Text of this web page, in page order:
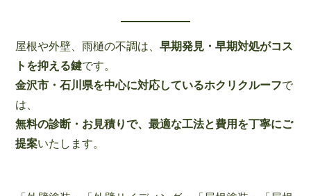
屋根や外壁、雨樋の不調は、 早期発見・早期対処がコス
トを抑える鍵です。
金沢市・石川県を中心に対応しているホクリクルーフで
は、
無料の診断・お見積りで、最適な工法と費用を丁寧にご
提案いたします。